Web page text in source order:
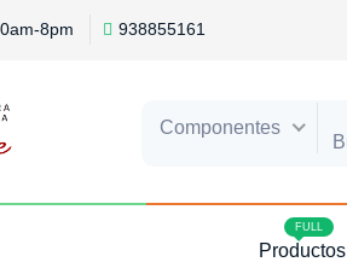
8pm 938855161
Componentes
Productos
FULL